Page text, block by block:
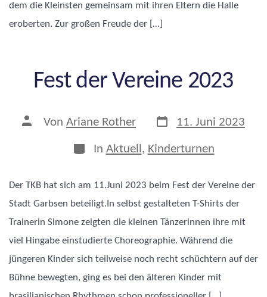
dem die Kleinsten gemeinsam mit ihren Eltern die Halle
eroberten. Zur großen Freude der […]
Fest der Vereine 2023
Beitragsautor
Von Ariane Rother
11. Juni 2023
Kategorien
In Aktuell , Kinderturnen
Der TKB hat sich am 11.Juni 2023 beim Fest der Vereine der
Stadt Garbsen beteiligt.In selbst gestalteten T-Shirts der
Trainerin Simone zeigten die kleinen Tänzerinnen ihre mit
viel Hingabe einstudierte Choreographie. Während die
jüngeren Kinder sich teilweise noch recht schüchtern auf der
Bühne bewegten, ging es bei den älteren Kinder mit